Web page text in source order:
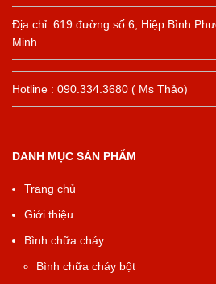
Địa chỉ: 619 đường số 6, Hiệp Bình
Minh
Hotline : 090.334.3680 ( Ms Thảo)
DANH MỤC SẢN PHẨM
Trang chủ
Giới thiệu
Bình chữa cháy
Bình chữa cháy bột